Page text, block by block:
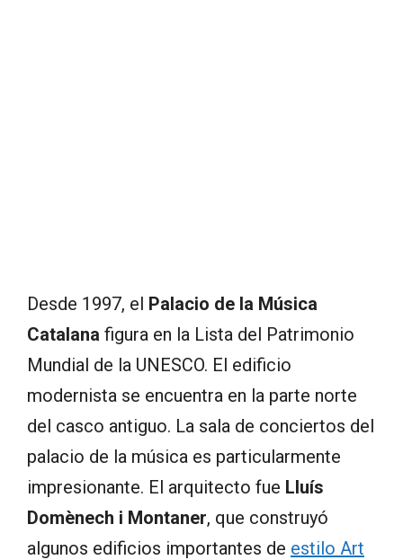
Desde 1997, el Palacio de la Música
Catalana figura en la Lista del Patrimonio
Mundial de la UNESCO. El edificio
modernista se encuentra en la parte norte
del casco antiguo. La sala de conciertos del
palacio de la música es particularmente
impresionante. El arquitecto fue Lluís
Domènech i Montaner, que construyó
algunos edificios importantes de estilo Art